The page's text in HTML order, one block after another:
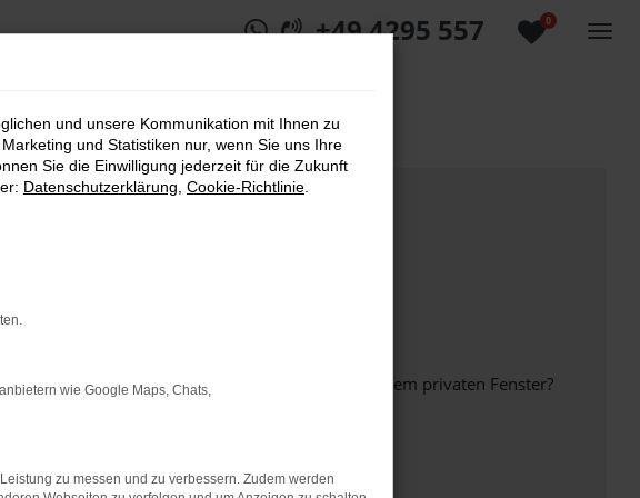
0
+49 4295 557
die Seite in einem anderen Browser oder in einem privaten Fenster?
und unsere Kommunikation mit Ihnen zu
und Statistiken nur, wenn Sie uns Ihre
Sie die Einwilligung jederzeit für die Zukunft
Datenschutzerklärung Cookie-Richtlinie
wie Google Maps, Chats,
zu messen und zu verbessern. Zudem werden